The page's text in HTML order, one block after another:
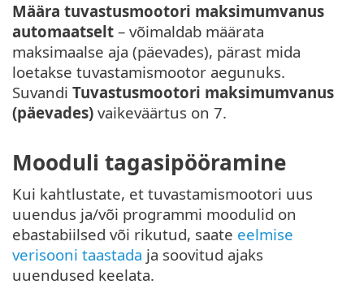
Määra tuvastusmootori maksimumvanus
automaatselt – võimaldab määrata
maksimaalse aja (päevades), pärast mida
loetakse tuvastamismootor aegunuks.
Suvandi Tuvastusmootori maksimumvanus
(päevades) vaikeväärtus on 7.
Mooduli tagasipööramine
Kui kahtlustate, et tuvastamismootori uus
uuendus ja/või programmi moodulid on
ebastabiilsed või rikutud, saate eelmise
verisooni taastada ja soovitud ajaks
uuendused keelata.